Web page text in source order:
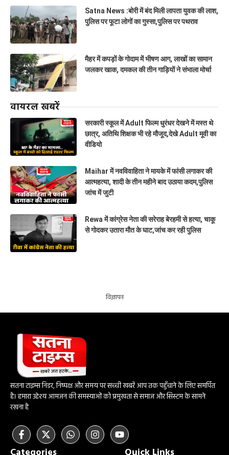
Satna News :बोरी में बंद मिली लापता युवक की लाश,
पुलिस पर फूटा लोगों का गुस्सा,पुलिस पर पथराव
मैहर में कपड़ों के गोदाम में भीषण आग, लाखों का सामान
जलकर खाक, दमकल की तीन गाड़ियों ने संभाला मोर्चा
वायरल खबरें
सरकारी स्कूल में Adult फिल्म धुरंधर देखने में मस्त थे
छात्र, अतिथि शिक्षक भी रहे मौजूद,देखे Adult मूवी का
वीडियो
Maihar में नवविवाहिता ने मायके में फांसी लगाकर की
आत्महत्या, शादी के तीन महीने बाद उठाया कदम,पुलिस
जांच में जुटी
Rewa में कांग्रेस नेता की सरेराह बेरहमी से हत्या, चाकू
से गोदकर उतारा मौत के घाट,जांच कर रही पुलिस
विज्ञापन
सतना टाइम्स निडर, निष्पक्ष और समय पर सच्ची खबरें आप तक पहुँचाने के लिए समर्पित
है। हमारा उद्देश्य आमजन की समस्याओं को प्रमुखता से समाज और सिस्टम के सामने
रखना है